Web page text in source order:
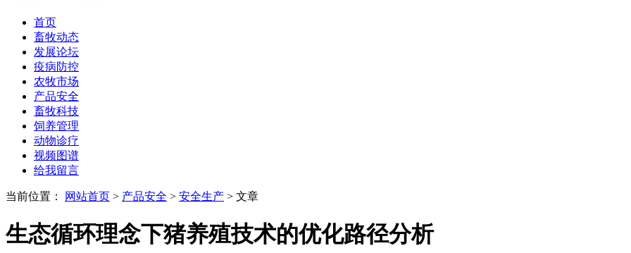
首页
畜牧动态
发展论坛
疫病防控
农牧市场
产品安全
畜牧科技
饲养管理
动物诊疗
视频图谱
给我留言
当前位置： 网站首页 > 产品安全 > 安全生产 > 文章
生态循环理念下猪养殖技术的优化路径分析